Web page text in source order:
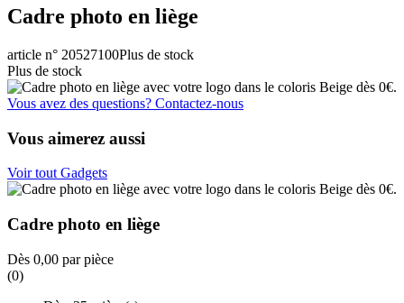
Cadre photo en liège
article n° 20527100Plus de stock
Plus de stock
Vous avez des questions? Contactez-nous
Vous aimerez aussi
Voir tout Gadgets
Cadre photo en liège
Dès 0,00 par pièce
(0)